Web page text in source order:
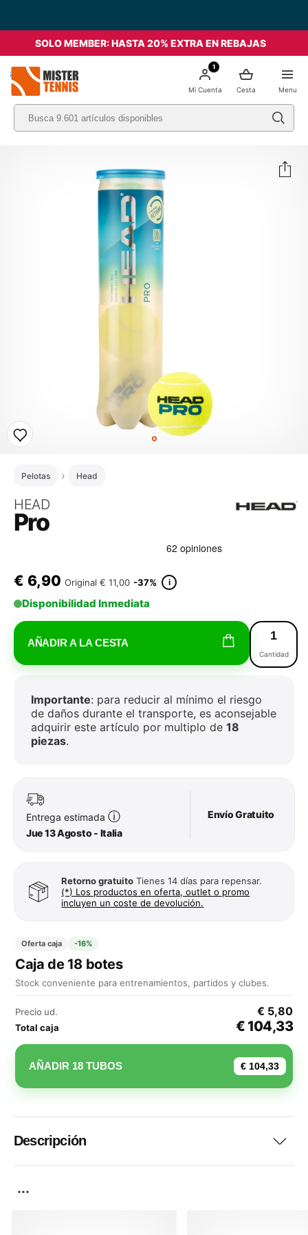
SOLO MEMBER: HASTA 20% EXTRA EN REBAJAS
Menu
Cesta
1
Mi Cuenta
Pelotas Head
HEAD
Pro
€ 6,90 Original € 11,00 -37% i
Disponibilidad Inmediata
AÑADIR A LA CESTA
Cantidad
Importante: para reducir al mínimo el riesgo
de daños durante el transporte, es aconsejable
adquirir este artículo por multiplo de 18
piezas.
Entrega estimada ⓘ
Jue 13 Agosto - Italia
Envío Gratuito
Retorno gratuito Tienes 14 días para repensar.
(*) Los productos en oferta, outlet o promo
incluyen un coste de devolución.
Oferta caja -16%
Caja de 18 botes
Stock conveniente para entrenamientos, partidos y clubes.
Precio ud. € 5,80
Total caja € 104,33
AÑADIR 18 TUBOS € 104,33
Descripción
...